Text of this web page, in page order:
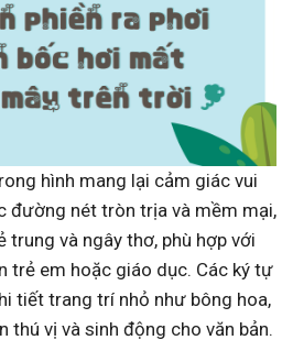
hình mang lại cảm giác vui
đường nét tròn trịa và mềm mại,
và ngây thơ, phù hợp với
trẻ em hoặc giáo dục. Các ký tự
tiết trang trí nhỏ như bông hoa,
thú vị và sinh động cho văn bản.